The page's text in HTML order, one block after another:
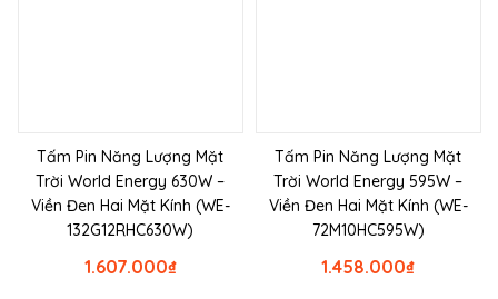
Tấm Pin Năng Lượng Mặt
Trời World Energy 630W –
Viền Đen Hai Mặt Kính (WE-
132G12RHC630W)
₫
1.607.000
Tấm Pin Năng Lượng Mặt
Trời World Energy 595W –
Viền Đen Hai Mặt Kính (WE-
72M10HC595W)
₫
1.458.000